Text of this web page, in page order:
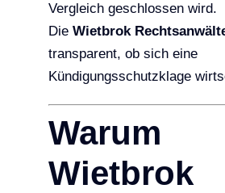
Vergleich geschlossen wird.
Die Wietbrok
transparent, ob sich eine
Kündigungsschutzklage
Warum
Wietbrok